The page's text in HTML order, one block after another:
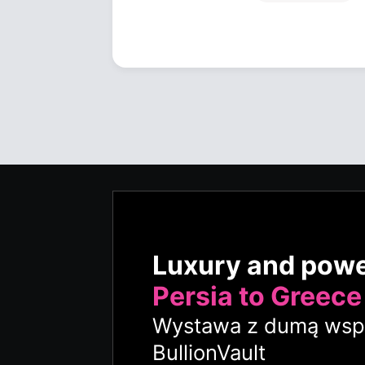
Luxury and
Persia to Greece
Wystawa z dumą
BullionVault